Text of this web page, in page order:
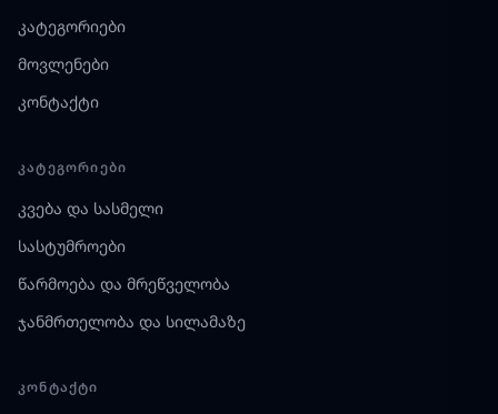
კატეგორიები
მოვლენები
კონტაქტი
ᲙᲐᲢᲔᲒᲝᲠᲘᲔᲑᲘ
კვება და სასმელი
სასტუმროები
წარმოება და მრეწველობა
ჯანმრთელობა და სილამაზე
ᲙᲝᲜᲢᲐᲥᲢᲘ